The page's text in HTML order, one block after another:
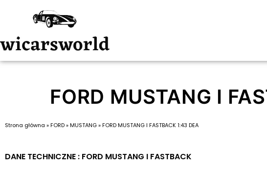
FORD MUSTANG I
Strona główna »FORD»MUSTANG»FORD MUSTANG I FASTBACK 1:43 DEA
DANE TECHNICZNE : FORD MUSTANG I FASTBACK